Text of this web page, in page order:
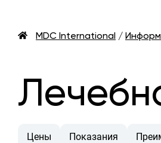
MDC International /
Цены Показания